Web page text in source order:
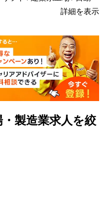
詳細を表示
製造業求人を絞